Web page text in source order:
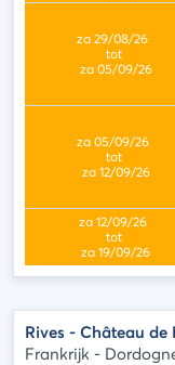
Rives - Château de
Frankrijk -